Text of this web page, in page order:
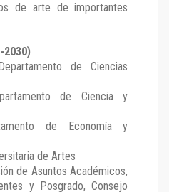
de arte de importantes
de Ciencias
de Ciencia y
de Economía y
de Artes
de Asuntos Académicos,
y Posgrado, Consejo